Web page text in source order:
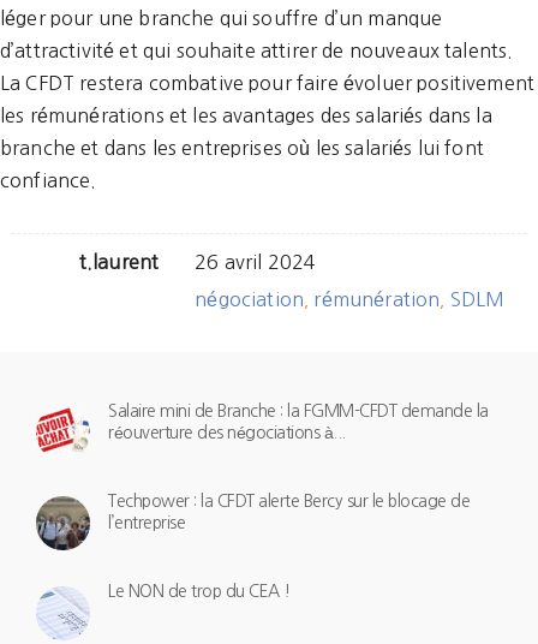
léger pour une branche qui souffre d’un manque
d’attractivité et qui souhaite attirer de nouveaux talents.
La CFDT restera combative pour faire évoluer positivement
les rémunérations et les avantages des salariés dans la
branche et dans les entreprises où les salariés lui font
confiance.
t.laurent
26 avril 2024
négociation
rémunération SDLM
Salaire mini de Branche : la FGMM-CFDT demande la
réouverture des négociations à...
Techpower : la CFDT alerte Bercy sur le blocage de
l’entreprise
Le NON de trop du CEA !